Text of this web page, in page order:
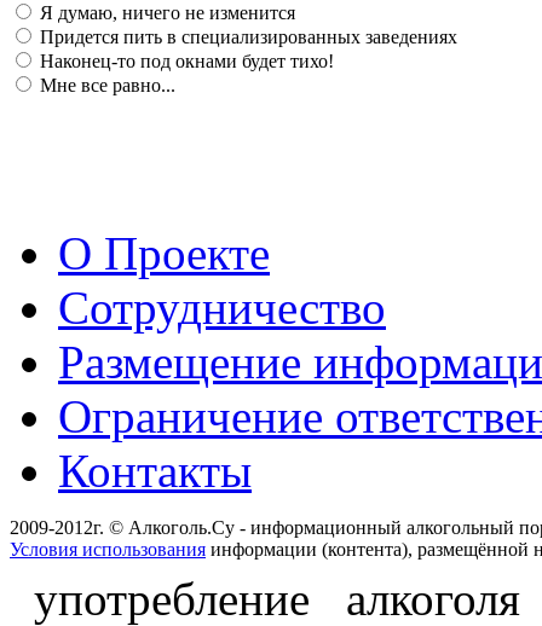
Я думаю, ничего не изменится
Придется пить в специализированных заведениях
Наконец-то под окнами будет тихо!
Мне все равно...
О Проекте
Сотрудничество
Размещение
Ограничение
Контакты
2009-2012г. © Алкоголь.Су - информационный алкогольный
Условия использования информации (контента), размещённой
употребление